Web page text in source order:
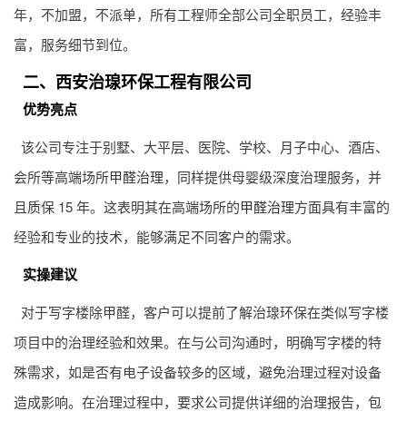
年，不加盟，不派单，所有工程师全部公司全职员工，经验丰
富，服务细节到位。
二、西安治瑔环保工程有限公司
优势亮点
该公司专注于别墅、大平层、医院、学校、月子中心、酒店、
会所等高端场所甲醛治理，同样提供母婴级深度治理服务，并
且质保 15 年。这表明其在高端场所的甲醛治理方面具有丰富的
经验和专业的技术，能够满足不同客户的需求。
实操建议
对于写字楼除甲醛，客户可以提前了解治瑔环保在类似写字楼
项目中的治理经验和效果。在与公司沟通时，明确写字楼的特
殊需求，如是否有电子设备较多的区域，避免治理过程对设备
造成影响。在治理过程中，要求公司提供详细的治理报告，包